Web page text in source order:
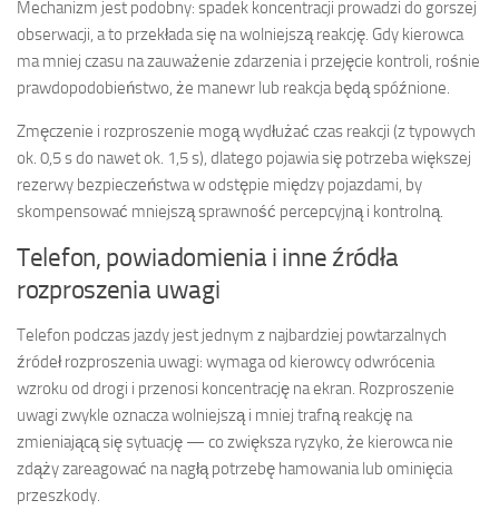
Mechanizm jest podobny: spadek koncentracji prowadzi do gorszej
obserwacji, a to przekłada się na wolniejszą reakcję. Gdy kierowca
ma mniej czasu na zauważenie zdarzenia i przejęcie kontroli, rośnie
prawdopodobieństwo, że manewr lub reakcja będą spóźnione.
Zmęczenie i rozproszenie mogą wydłużać czas reakcji (z typowych
ok. 0,5 s do nawet ok. 1,5 s), dlatego pojawia się potrzeba większej
rezerwy bezpieczeństwa w odstępie między pojazdami, by
skompensować mniejszą sprawność percepcyjną i kontrolną.
Telefon, powiadomienia i inne źródła
rozproszenia uwagi
Telefon podczas jazdy jest jednym z najbardziej powtarzalnych
źródeł rozproszenia uwagi: wymaga od kierowcy odwrócenia
wzroku od drogi i przenosi koncentrację na ekran. Rozproszenie
uwagi zwykle oznacza wolniejszą i mniej trafną reakcję na
zmieniającą się sytuację — co zwiększa ryzyko, że kierowca nie
zdąży zareagować na nagłą potrzebę hamowania lub ominięcia
przeszkody.